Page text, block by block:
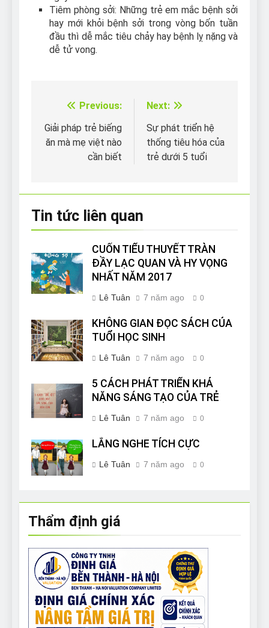
Tiêm phòng sởi: Những trẻ em mắc bệnh sởi
hay mới khỏi bệnh sởi trong vòng bốn tuần
đầu thì dễ mắc tiêu chảy hay bệnh lỵ nặng và
dễ tử vong.
Điều
hướng
Previous:
Giải pháp trẻ biếng
ăn mà mẹ việt nào
cần biết
Next:
Sự phát triển hệ
thống tiêu hóa của
trẻ dưới 5 tuổi
Tin tức liên quan
CUỐN TIỂU THUYẾT TRÀN
ĐẦY LẠC QUAN VÀ HY VỌNG
NHẤT NĂM 2017
Lê Tuân 7 năm ago 0
KHÔNG GIAN ĐỌC SÁCH CỦA
TUỔI HỌC SINH
Lê Tuân 7 năm ago 0
5 CÁCH PHÁT TRIỂN KHẢ
NĂNG SÁNG TẠO CỦA TRẺ
Lê Tuân 7 năm ago 0
LẮNG NGHE TÍCH CỰC
Lê Tuân 7 năm ago 0
Thẩm định giá